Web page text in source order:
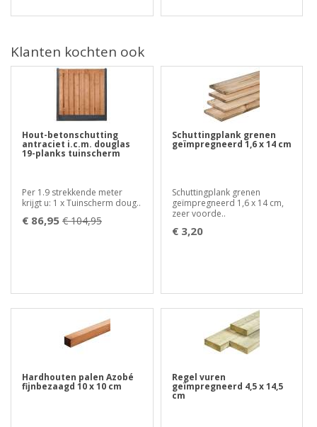
Klanten kochten ook
Hout-betonschutting
antraciet i.c.m. douglas
19-planks tuinscherm
Per 1.9 strekkende meter
krijgt u: 1 x Tuinscherm doug..
€ 86,95 € 104,95
Schuttingplank grenen
geïmpregneerd 1,6 x 14 cm
Schuttingplank grenen
geïmpregneerd 1,6 x 14 cm,
zeer voorde..
€ 3,20
Hardhouten palen Azobé
fijnbezaagd 10 x 10 cm
Regel vuren
geïmpregneerd 4,5 x 14,5
cm